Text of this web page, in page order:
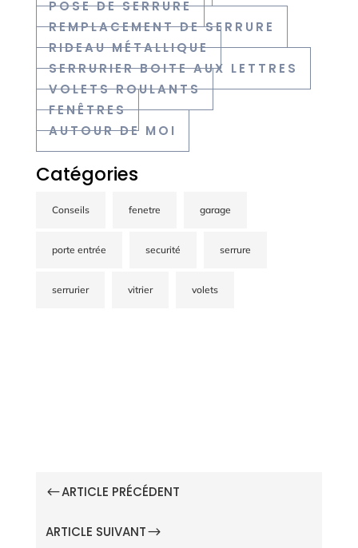
POSE DE SERRURE
REMPLACEMENT DE SERRURE
RIDEAU MÉTALLIQUE
SERRURIER BOITE AUX LETTRES
VOLETS ROULANTS
FENÊTRES
AUTOUR DE MOI
Catégories
Conseils fenetre garage
porte entrée securité serrure
serrurier vitrier volets
#ARTICLE PRÉCÉDENT
ARTICLE SUIVANT$